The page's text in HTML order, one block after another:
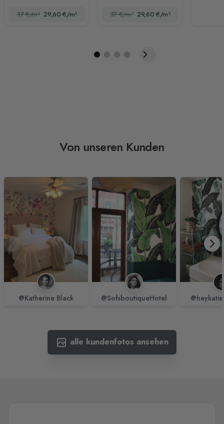
37 €/m² 29,60 €/m² 37 €/m² 29,60 €/m²
Von unseren Kunden
@Katherine Black @SofsboutiqueHotel
alle kundenfotos ansehen